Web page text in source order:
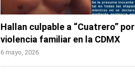
Hallan culpable a “Cuatrero” por
violencia familiar en la CDMX
6 mayo, 2026